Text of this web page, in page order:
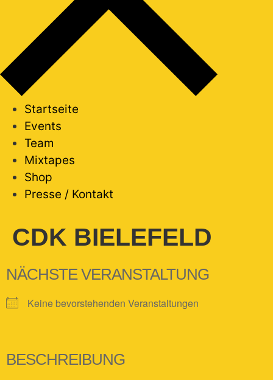
Startseite
Events
Team
Mixtapes
Shop
Presse / Kontakt
CDK BIELEFELD
NÄCHSTE VERANSTALTUNG
Keine bevorstehenden Veranstaltungen
BESCHREIBUNG